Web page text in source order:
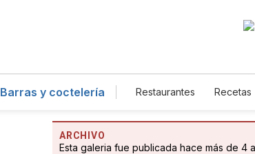
Barras y coctelería Restaurantes Recetas
ARCHIVO
Esta galeria fue publicada hace más de 4